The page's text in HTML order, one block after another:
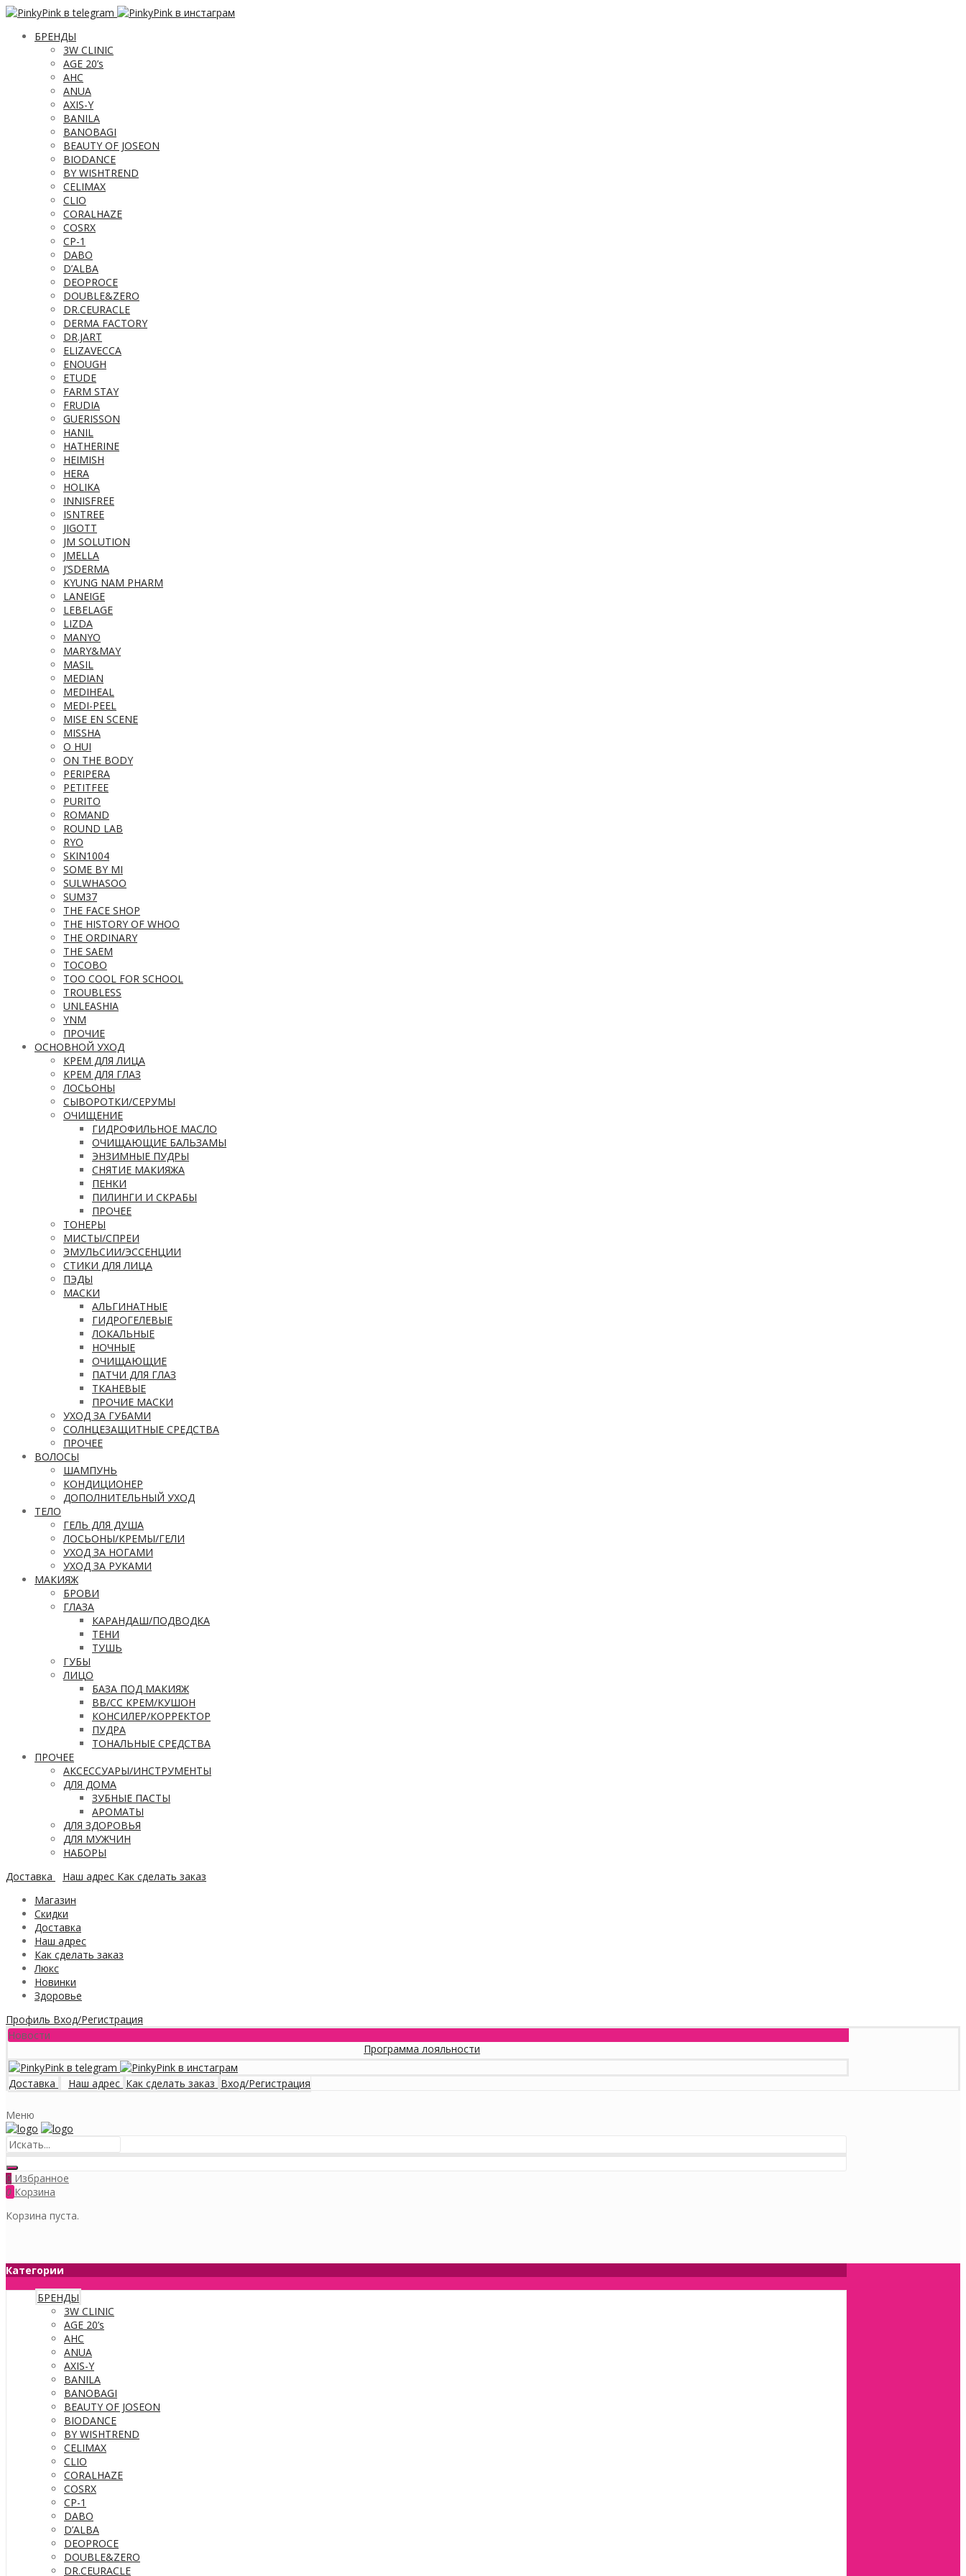
БРЕНДЫ
3W CLINIC
AGE 20’s
AHC
ANUA
AXIS-Y
BANILA
BANOBAGI
BEAUTY OF JOSEON
BIODANCE
BY WISHTREND
CELIMAX
CLIO
CORALHAZE
COSRX
CP-1
DABO
D’ALBA
DEOPROCE
DOUBLE&ZERO
DR.CEURACLE
DERMA FACTORY
DR.JART
ELIZAVECCA
ENOUGH
ETUDE
FARM STAY
FRUDIA
GUERISSON
HANIL
HATHERINE
HEIMISH
HERA
HOLIKA
INNISFREE
ISNTREE
JIGOTT
JM SOLUTION
JMELLA
J’SDERMA
KYUNG NAM PHARM
LANEIGE
LEBELAGE
LIZDA
MANYO
MARY&MAY
MASIL
MEDIAN
MEDIHEAL
MEDI-PEEL
MISE EN SCENE
MISSHA
O HUI
ON THE BODY
PERIPERA
PETITFEE
PURITO
ROMAND
ROUND LAB
RYO
SKIN1004
SOME BY MI
SULWHASOO
SUM37
THE FACE SHOP
THE HISTORY OF WHOO
THE ORDINARY
THE SAEM
TOCOBO
TOO COOL FOR SCHOOL
TROUBLESS
UNLEASHIA
YNM
ПРОЧИЕ
ОСНОВНОЙ УХОД
КРЕМ ДЛЯ ЛИЦА
КРЕМ ДЛЯ ГЛАЗ
ЛОСЬОНЫ
СЫВОРОТКИ/СЕРУМЫ
ОЧИЩЕНИЕ
ГИДРОФИЛЬНОЕ МАСЛО
ОЧИЩАЮЩИЕ БАЛЬЗАМЫ
ЭНЗИМНЫЕ ПУДРЫ
СНЯТИЕ МАКИЯЖА
ПЕНКИ
ПИЛИНГИ И СКРАБЫ
ПРОЧЕЕ
ТОНЕРЫ
МИСТЫ/СПРЕИ
ЭМУЛЬСИИ/ЭССЕНЦИИ
СТИКИ ДЛЯ ЛИЦА
ПЭДЫ
МАСКИ
АЛЬГИНАТНЫЕ
ГИДРОГЕЛЕВЫЕ
ЛОКАЛЬНЫЕ
НОЧНЫЕ
ОЧИЩАЮЩИЕ
ПАТЧИ ДЛЯ ГЛАЗ
ТКАНЕВЫЕ
ПРОЧИЕ МАСКИ
УХОД ЗА ГУБАМИ
СОЛНЦЕЗАЩИТНЫЕ СРЕДСТВА
ПРОЧЕЕ
ВОЛОСЫ
ШАМПУНЬ
КОНДИЦИОНЕР
ДОПОЛНИТЕЛЬНЫЙ УХОД
ТЕЛО
ГЕЛЬ ДЛЯ ДУША
ЛОСЬОНЫ/КРЕМЫ/ГЕЛИ
УХОД ЗА НОГАМИ
УХОД ЗА РУКАМИ
МАКИЯЖ
БРОВИ
ГЛАЗА
КАРАНДАШ/ПОДВОДКА
ТЕНИ
ТУШЬ
ГУБЫ
ЛИЦО
БАЗА ПОД МАКИЯЖ
ВВ/CC КРЕМ/КУШОН
КОНСИЛЕР/КОРРЕКТОР
ПУДРА
ТОНАЛЬНЫЕ СРЕДСТВА
ПРОЧЕЕ
АКСЕССУАРЫ/ИНСТРУМЕНТЫ
ДЛЯ ДОМА
ЗУБНЫЕ ПАСТЫ
АРОМАТЫ
ДЛЯ ЗДОРОВЬЯ
ДЛЯ МУЖЧИН
НАБОРЫ
Доставка
Наш адрес Как сделать заказ
Магазин
Скидки
Доставка
Наш адрес
Как сделать заказ
Люкс
Новинки
Здоровье
Профиль Вход/Регистрация
Новости
Программа лояльности
Доставка Наш адрес Как сделать заказ Вход/Регистрация
Меню
0 Избранное
0 Корзина
Корзина пуста.
Категории
БРЕНДЫ
3W CLINIC
AGE 20’s
AHC
ANUA
AXIS-Y
BANILA
BANOBAGI
BEAUTY OF JOSEON
BIODANCE
BY WISHTREND
CELIMAX
CLIO
CORALHAZE
COSRX
CP-1
DABO
D’ALBA
DEOPROCE
DOUBLE&ZERO
DR.CEURACLE